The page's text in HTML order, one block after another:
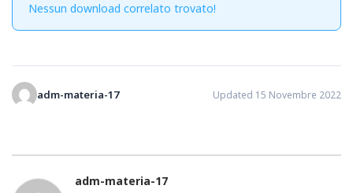
Nessun download correlato trovato!
adm-materia-17 Updated 15 Novembre 2022
adm-materia-17